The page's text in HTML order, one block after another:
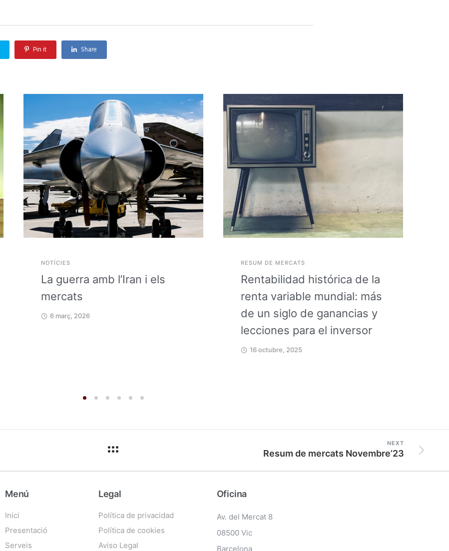
Pin it Share
NOTÍCIES
La guerra amb l’Iran i els
mercats
6 març, 2026
RESUM DE MERCATS
Rentabilidad histórica de la
renta variable mundial: más
de un siglo de ganancias y
lecciones para el inversor
16 octubre, 2025
NEXT
Resum de mercats Novembre’23
Menú
Inici
Presentació
Serveis
Legal
Política de privacidad
Política de cookies
Aviso Legal
Oficina
Av. del Mercat 8
08500 Vic
Barcelona